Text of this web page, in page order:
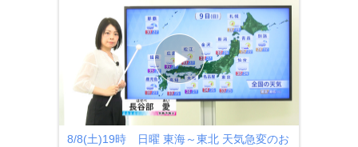
8/8(土)19時 日曜 東海～東北 天気急変のお